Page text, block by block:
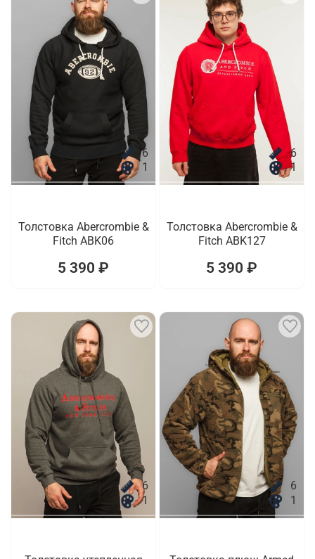
6
1
Толстовка Abercrombie &
Fitch ABK06
5 390 ₽
6
1
Толстовка Abercrombie &
Fitch ABK127
5 390 ₽
6
1
6
1